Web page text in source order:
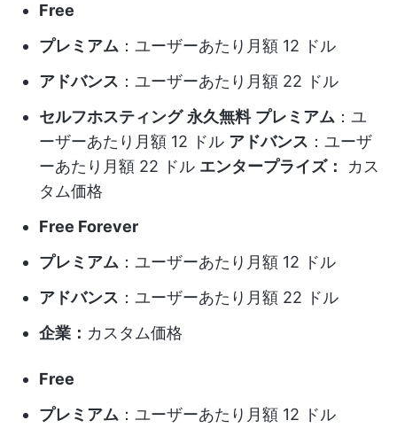
Free
プレミアム ：ユーザーあたり月額 12 ドル
アドバンス ：ユーザーあたり月額 22 ドル
セルフホスティング 永久無料 プレミアム ：ユ
ーザーあたり月額 12 ドル アドバンス ：ユーザ
ーあたり月額 22 ドル エンタープライズ：
カス
タム価格
Free Forever
プレミアム ：ユーザーあたり月額 12 ドル
アドバンス ：ユーザーあたり月額 22 ドル
企業： カスタム価格
Free
プレミアム ：ユーザーあたり月額 12 ドル